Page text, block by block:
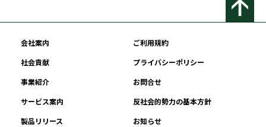
会社案内
ご利用規約
社会貢献
プライバシーポリシー
事業紹介
お問合せ
サービス案内
反社会的勢力の基本方針
製品リリース
お知らせ